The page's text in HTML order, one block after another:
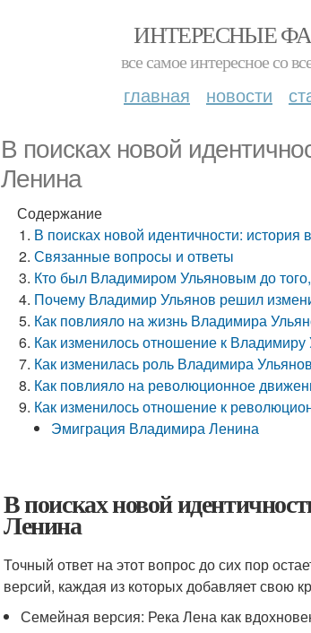
ИНТЕРЕСНЫЕ
все самое интересное со
главная новости
В поисках новой
Ленина
Содержание
В поисках новой идентичности:
Связанные вопросы и ответы
Кто был Владимиром Ульяновым до
Почему Владимир Ульянов решил
Как повлияло на жизнь Владимира
Как изменилось отношение к
Как изменилась роль Владимира
Как повлияло на революционное
Как изменилось отношение к
Эмиграция Владимира Ленина
В поисках новой
Ленина
Точный ответ на этот вопрос до сих пор
версий, каждая из которых добавляет свою
Семейная версия: Река Лена как